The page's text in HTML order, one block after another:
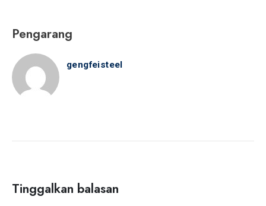
Pengarang
gengfeisteel
Tinggalkan balasan